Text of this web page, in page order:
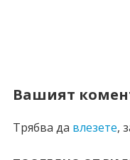
Вашият
Трябва да влезете,